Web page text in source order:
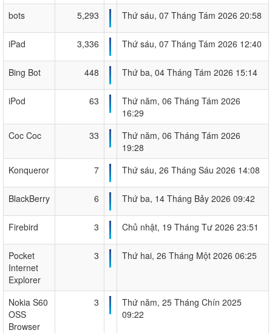
bots 5,293 Thứ sáu, 07 Tháng Tám 2026 20:58
iPad 3,336 Thứ sáu, 07 Tháng Tám 2026 12:40
Bing Bot 448 Thứ ba, 04 Tháng Tám 2026 15:14
iPod 63
Thứ năm, 06 Tháng Tám 2026
16:29
Coc Coc
33
Thứ năm, 06 Tháng Tám 2026
19:28
Konqueror
7 Thứ sáu, 26 Tháng Sáu 2026 14:08
BlackBerry 6 Thứ ba, 14 Tháng Bảy 2026 09:42
Firebird 3 Chủ nhật, 19 Tháng Tư 2026 23:51
Pocket
Internet
Explorer
3 Thứ hai, 26 Tháng Một 2026 06:25
Nokia S60
OSS
Browser
3
Thứ năm, 25 Tháng Chín 2025
09:22